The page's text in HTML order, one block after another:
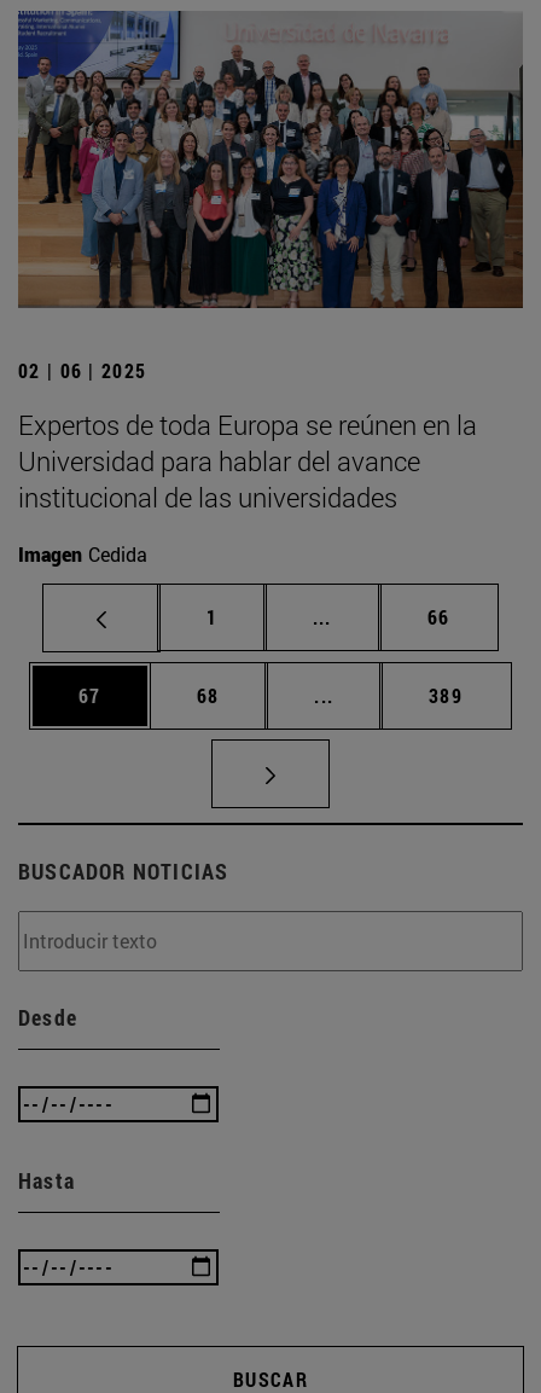
02 | 06 | 2025
Expertos de toda Europa se reúnen en la
Universidad para hablar del avance
institucional de las universidades
Imagen Cedida
Página
1 ... Páginas intermedias
Página
66
Página
67 Página
68 ... Páginas intermedias
Página
389
BUSCADOR NOTICIAS
Desde
Hasta
BUSCAR